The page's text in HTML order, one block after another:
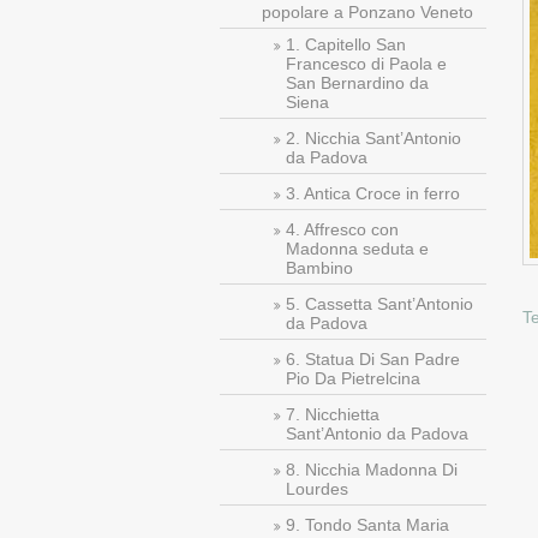
popolare a Ponzano Veneto
1. Capitello San
Francesco di Paola e
San Bernardino da
Siena
2. Nicchia Sant’Antonio
da Padova
3. Antica Croce in ferro
4. Affresco con
Madonna seduta e
Bambino
5. Cassetta Sant’Antonio
da Padova
6. Statua Di San Padre
Pio Da Pietrelcina
7. Nicchietta
Sant’Antonio da Padova
8. Nicchia Madonna Di
Lourdes
9. Tondo Santa Maria